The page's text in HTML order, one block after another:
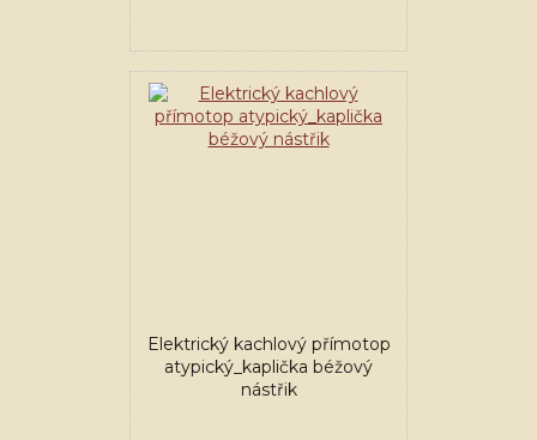
Elektrický kachlový přímotop
atypický_kaplička béžový
nástřik